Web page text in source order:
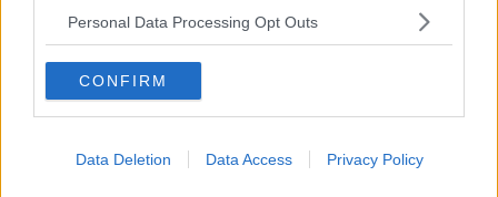
Personal Data Processing Opt Outs
CONFIRM
Data Deletion Data Access Privacy Policy